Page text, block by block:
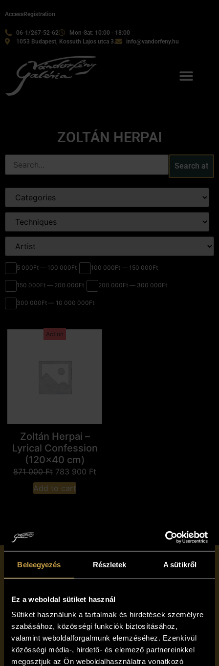
Beleegyezés Részletek A sütikről
Ez a weboldal sütiket használ
Sütiket használunk a tartalmak és hirdetések személyre
szabásához, közösségi funkciók biztosításához,
valamint weboldalforgalmunk elemzéséhez. Ezenkívül
közösségi média-, hirdető- és elemező partnereinkkel
megosztjuk az Ön weboldalhasználatra vonatkozó
06-1/267-52-62
Mon-Sat: 10:00 - 18:00
1053 Budapest, Kossuth Lajos utca 3.
info@vandorfeny.hu
AccessRegistration
ZOLTÁN HERPAI
Search at
5 000Ft — 100 000Ft 100 000Ft — 150 000Ft
150 000Ft — 200 000Ft 200 000Ft — 300 000Ft
300 000Ft — 10 000 000Ft
Action
Zoltán Herpai –
Lyrical Confession
(120x40 cm)
871 000Ft 783 900 Ft
Add to cart
Subscribe to our
newsletter!